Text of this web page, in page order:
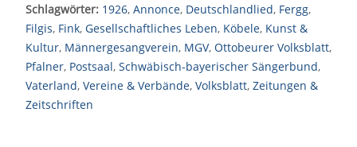
Schlagwörter: 1926, Annonce, Deutschlandlied, Fergg,
Filgis, Fink, Gesellschaftliches Leben, Köbele, Kunst &
Kultur, Männergesangverein, MGV, Ottobeurer Volksblatt,
Pfalner, Postsaal, Schwäbisch-bayerischer Sängerbund,
Vaterland, Vereine & Verbände, Volksblatt, Zeitungen &
Zeitschriften